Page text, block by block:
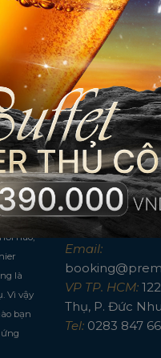
biết và
bạn
nào,
là
Vì vậy
bạn
Liên lạc
69 - 69A
phường
Nam
Tel:
0254 650
Email:
VP TP. HCM:
Thụ, P. Đức
Tel: 0283 847